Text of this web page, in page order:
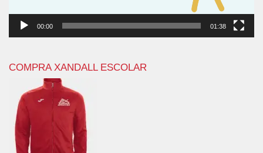
00:00 01:38
COMPRA XANDALL ESCOLAR